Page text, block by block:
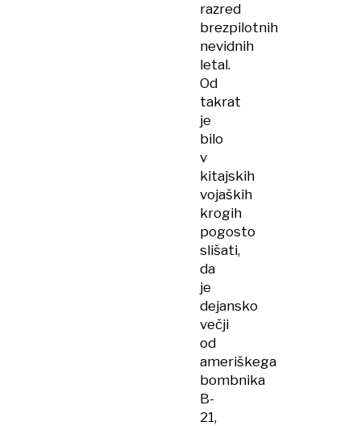
razred
brezpilotnih
nevidnih
letal.
Od
takrat
je
bilo
v
kitajskih
vojaških
krogih
pogosto
slišati,
da
je
dejansko
večji
od
ameriškega
bombnika
B-
21,